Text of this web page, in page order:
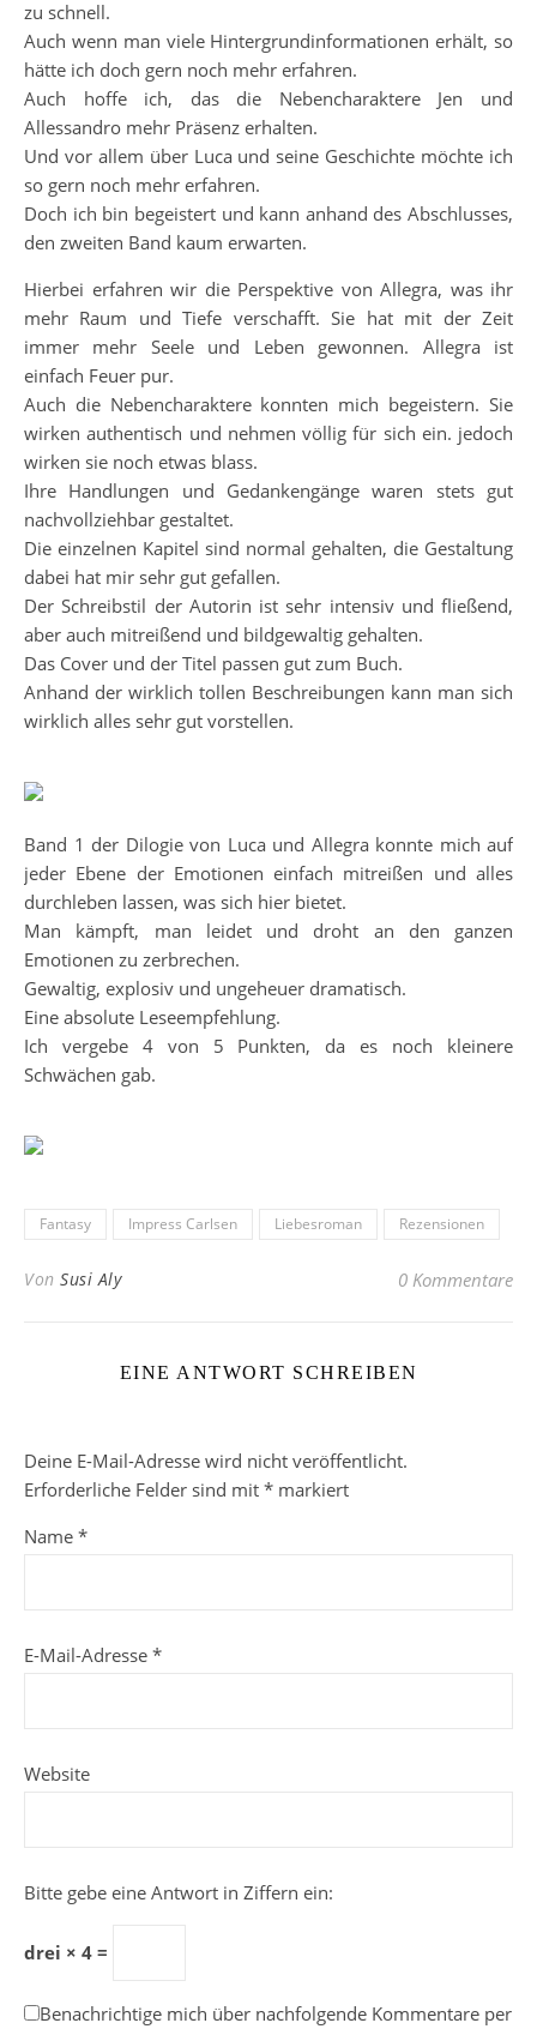
zu schnell.
Auch wenn man viele Hintergrundinformationen erhält, so
hätte ich doch gern noch mehr erfahren.
Auch hoffe ich, das die Nebencharaktere Jen und
Allessandro mehr Präsenz erhalten.
Und vor allem über Luca und seine Geschichte möchte ich
so gern noch mehr erfahren.
Doch ich bin begeistert und kann anhand des Abschlusses,
den zweiten Band kaum erwarten.
Hierbei erfahren wir die Perspektive von Allegra, was ihr
mehr Raum und Tiefe verschafft. Sie hat mit der Zeit
immer mehr Seele und Leben gewonnen. Allegra ist
einfach Feuer pur.
Auch die Nebencharaktere konnten mich begeistern. Sie
wirken authentisch und nehmen völlig für sich ein. jedoch
wirken sie noch etwas blass.
Ihre Handlungen und Gedankengänge waren stets gut
nachvollziehbar gestaltet.
Die einzelnen Kapitel sind normal gehalten, die Gestaltung
dabei hat mir sehr gut gefallen.
Der Schreibstil der Autorin ist sehr intensiv und fließend,
aber auch mitreißend und bildgewaltig gehalten.
Das Cover und der Titel passen gut zum Buch.
Anhand der wirklich tollen Beschreibungen kann man sich
wirklich alles sehr gut vorstellen.
Band 1 der Dilogie von Luca und Allegra konnte mich auf
jeder Ebene der Emotionen einfach mitreißen und alles
durchleben lassen, was sich hier bietet.
Man kämpft, man leidet und droht an den ganzen
Emotionen zu zerbrechen.
Gewaltig, explosiv und ungeheuer dramatisch.
Eine absolute Leseempfehlung.
Ich vergebe 4 von 5 Punkten, da es noch kleinere
Schwächen gab.
Fantasy Impress Carlsen Liebesroman Rezensionen
Von Susi Aly 0 Kommentare
EINE ANTWORT SCHREIBEN
Deine E-Mail-Adresse wird nicht veröffentlicht.
Erforderliche Felder sind mit * markiert
Name *
E-Mail-Adresse *
Website
Bitte gebe eine Antwort in Ziffern ein:
drei × 4 =
Benachrichtige mich über nachfolgende Kommentare per